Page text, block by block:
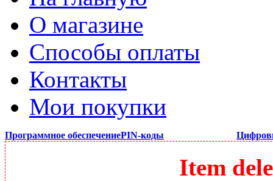
О магазине
Способы оплаты
Контакты
Мои покупки
Программное обеспечениеPIN-коды
Item